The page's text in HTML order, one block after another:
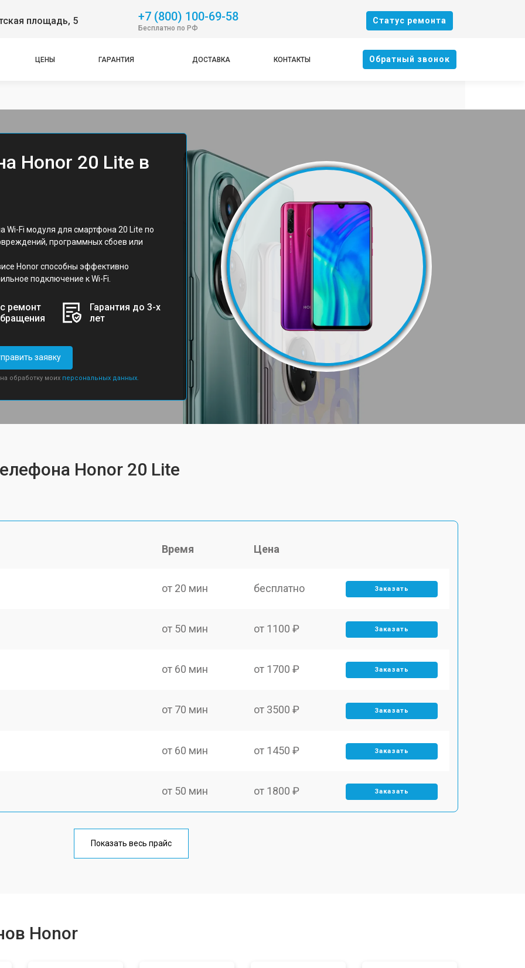
площадь, 5 +7 (800) 100-69-58
Бесплатно по РФ
Cтатус ремонта
ЦЕНЫ ГАРАНТИЯ ДОСТАВКА КОНТАКТЫ Oбратный звонок
Honor 20 Lite в
Wi-Fi модуля для смартфона 20 Lite по
программных сбоев или
Honor способны эффективно
подключение к Wi-Fi.
ремонт
Гарантия до 3-х
лет
заявку
обработку моих персональных данных.
Honor 20 Lite
Время Цена
от 20 мин бесплатно Заказать
от 50 мин от 1100 ₽ Заказать
от 60 мин от 1700 ₽ Заказать
от 70 мин от 3500 ₽ Заказать
от 60 мин от 1450 ₽ Заказать
от 50 мин от 1800 ₽ Заказать
от 70 мин
Показать весь прайс
Honor